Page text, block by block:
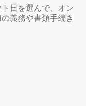
日を選んで、オン
義務や書類手続き